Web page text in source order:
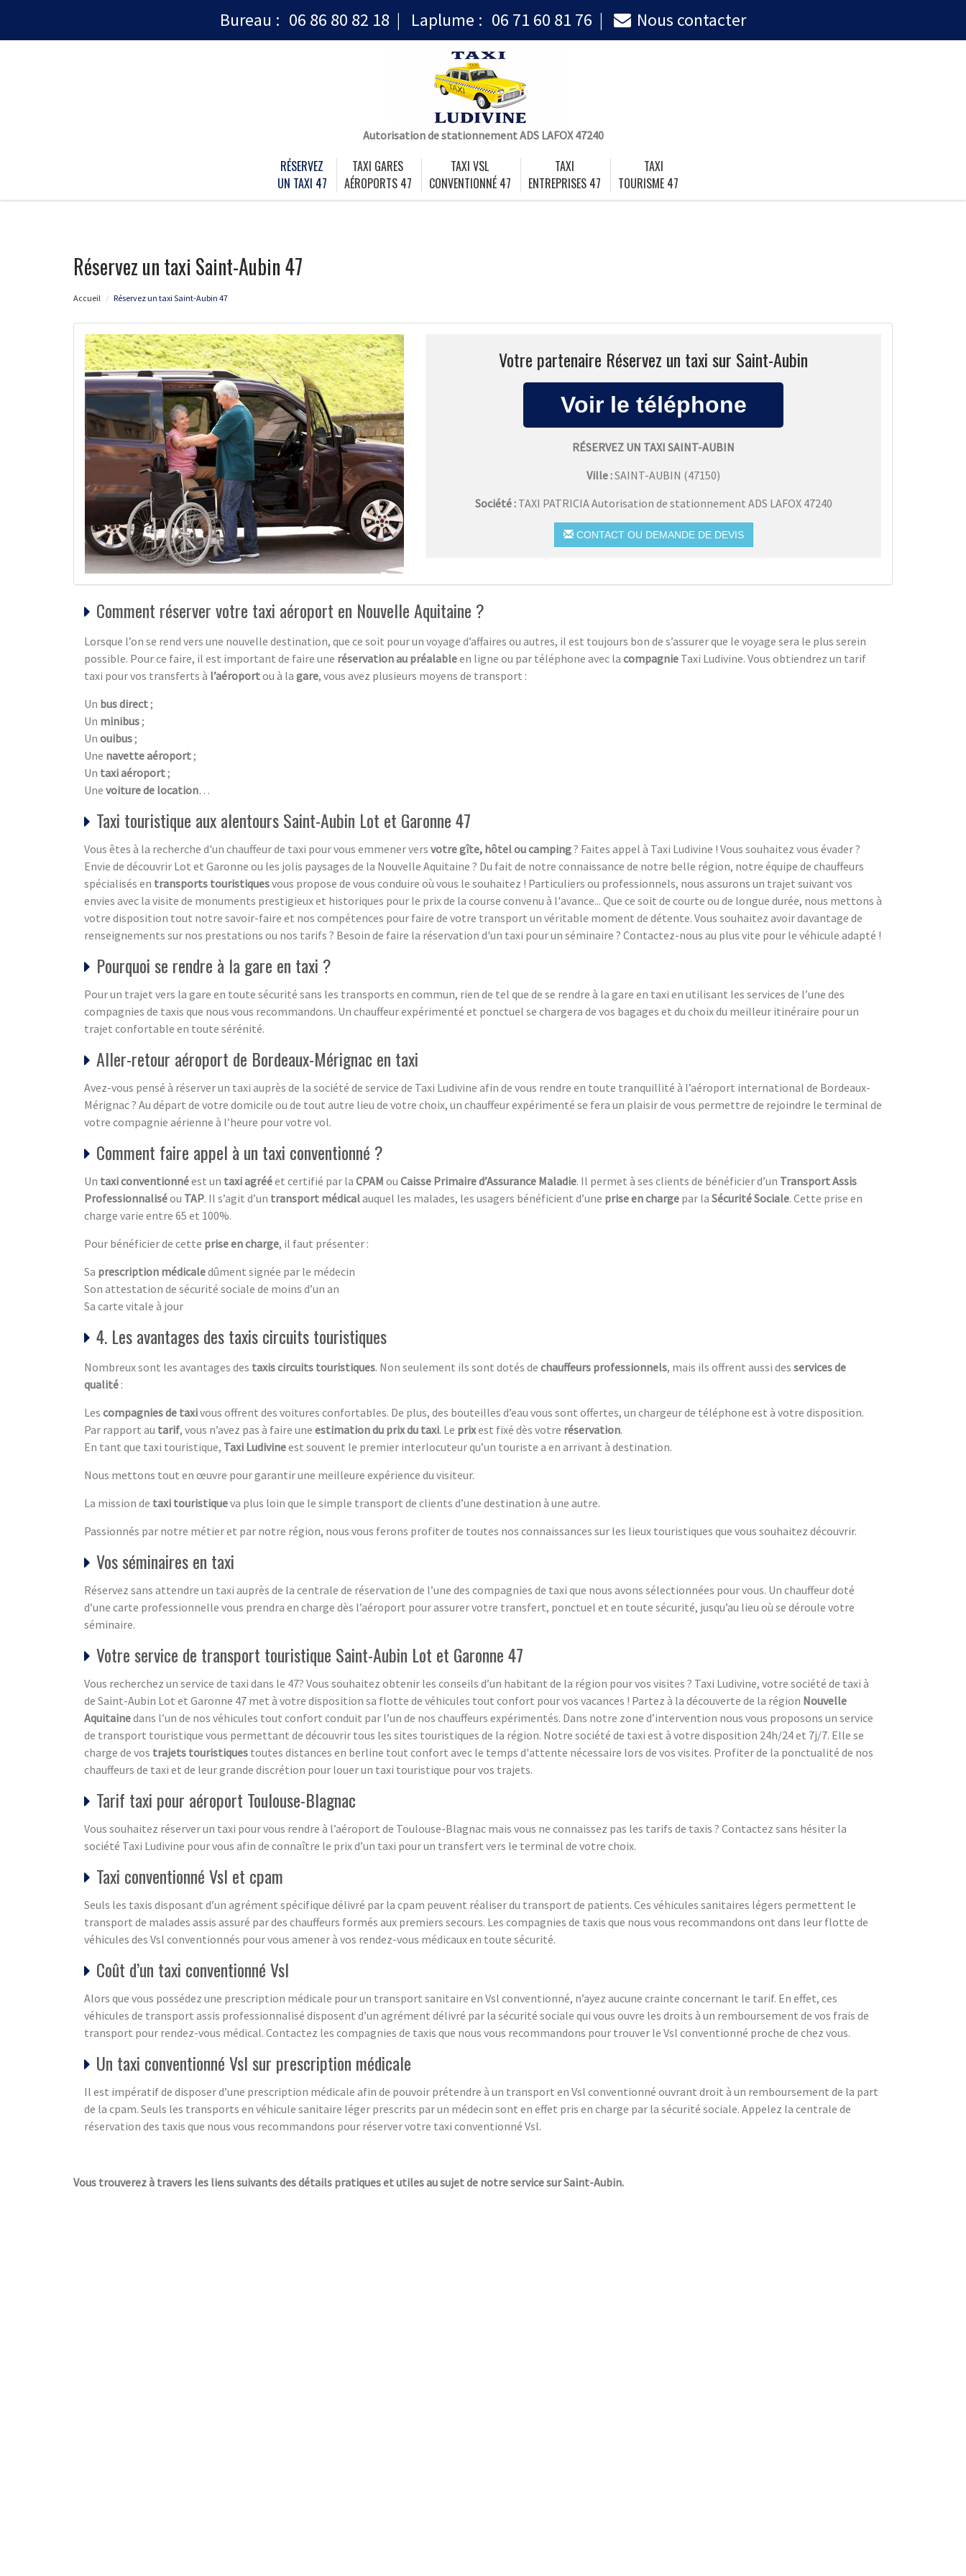
Bureau : 06 86 80 82 18 Laplume : 06 71 60 81 76 Nous contacter
Autorisation de stationnement ADS LAFOX 47240
RÉSERVEZ
UN TAXI 47
TAXI GARES
AÉROPORTS 47
TAXI VSL
CONVENTIONNÉ 47
TAXI
ENTREPRISES 47
TAXI
TOURISME 47
Réservez un taxi Saint-Aubin 47
Accueil Réservez un taxi Saint-Aubin 47
Votre partenaire Réservez un taxi sur Saint-Aubin
RÉSERVEZ UN TAXI SAINT-AUBIN
Ville :SAINT-AUBIN (47150)
Société : TAXI PATRICIA Autorisation de stationnement ADS LAFOX 47240
CONTACT OU DEMANDE DE DEVIS
Comment réserver votre taxi aéroport en Nouvelle Aquitaine ?
Lorsque l’on se rend vers une nouvelle destination, que ce soit pour un voyage d’affaires ou autres, il est toujours bon de s’assurer que le voyage sera le plus serein
possible. Pour ce faire, il est important de faire une réservation au préalableen ligne ou par téléphone avec la compagnie Taxi Ludivine. Vous obtiendrez un tarif
taxi pour vos transferts à l’aéroportou à la gare, vous avez plusieurs moyens de transport :
Un bus direct ;
Un minibus ;
Un ouibus ;
Une navette aéroport ;
Un taxi aéroport ;
Une voiture de location…
Taxi touristique aux alentours Saint-Aubin Lot et Garonne 47
Vous êtes à la recherche d'un chauffeur de taxi pour vous emmener vers votre gîte, hôtel ou camping? Faites appel à Taxi Ludivine ! Vous souhaitez vous évader ?
Envie de découvrir Lot et Garonne ou les jolis paysages de la Nouvelle Aquitaine ? Du fait de notre connaissance de notre belle région, notre équipe de chauffeurs
spécialisés en transports touristiquesvous propose de vous conduire où vous le souhaitez ! Particuliers ou professionnels, nous assurons un trajet suivant vos
envies avec la visite de monuments prestigieux et historiques pour le prix de la course convenu à l'avance... Que ce soit de courte ou de longue durée, nous mettons à
votre disposition tout notre savoir-faire et nos compétences pour faire de votre transport un véritable moment de détente. Vous souhaitez avoir davantage de
renseignements sur nos prestations ou nos tarifs ? Besoin de faire la réservation d'un taxi pour un séminaire ? Contactez-nous au plus vite pour le véhicule adapté !
Pourquoi se rendre à la gare en taxi ?
Pour un trajet vers la gare en toute sécurité sans les transports en commun, rien de tel que de se rendre à la gare en taxi en utilisant les services de l’une des
compagnies de taxis que nous vous recommandons. Un chauffeur expérimenté et ponctuel se chargera de vos bagages et du choix du meilleur itinéraire pour un
trajet confortable en toute sérénité.
Aller-retour aéroport de Bordeaux-Mérignac en taxi
Avez-vous pensé à réserver un taxi auprès de la société de service de Taxi Ludivine afin de vous rendre en toute tranquillité à l’aéroport international de Bordeaux-
Mérignac ? Au départ de votre domicile ou de tout autre lieu de votre choix, un chauffeur expérimenté se fera un plaisir de vous permettre de rejoindre le terminal de
votre compagnie aérienne à l’heure pour votre vol.
Comment faire appel à un taxi conventionné ?
Un taxi conventionnéest un taxi agrééet certifié par la CPAM ou Caisse Primaire d’Assurance Maladie. Il permet à ses clients de bénéficier d’un Transport Assis
Professionnaliséou TAP. Il s’agit d’un transport médicalauquel les malades, les usagers bénéficient d’une prise en charge par la Sécurité Sociale. Cette prise en
charge varie entre 65 et 100%.
Pour bénéficier de cette prise en charge, il faut présenter :
Sa prescription médicaledûment signée par le médecin
Son attestation de sécurité sociale de moins d’un an
Sa carte vitale à jour
4. Les avantages des taxis circuits touristiques
Nombreux sont les avantages des taxis circuits touristiques. Non seulement ils sont dotés de chauffeurs professionnels, mais ils offrent aussi des services de
qualité :
Les compagnies de taxivous offrent des voitures confortables. De plus, des bouteilles d’eau vous sont offertes, un chargeur de téléphone est à votre disposition.
Par rapport au tarif, vous n’avez pas à faire une estimation du prix du taxi. Le prixest fixé dès votre réservation.
En tant que taxi touristique, Taxi Ludivineest souvent le premier interlocuteur qu’un touriste a en arrivant à destination.
Nous mettons tout en œuvre pour garantir une meilleure expérience du visiteur.
La mission de taxi touristiqueva plus loin que le simple transport de clients d’une destination à une autre.
Passionnés par notre métier et par notre région, nous vous ferons profiter de toutes nos connaissances sur les lieux touristiques que vous souhaitez découvrir.
Vos séminaires en taxi
Réservez sans attendre un taxi auprès de la centrale de réservation de l’une des compagnies de taxi que nous avons sélectionnées pour vous. Un chauffeur doté
d’une carte professionnelle vous prendra en charge dès l’aéroport pour assurer votre transfert, ponctuel et en toute sécurité, jusqu’au lieu où se déroule votre
séminaire.
Votre service de transport touristique Saint-Aubin Lot et Garonne 47
Vous recherchez un service de taxi dans le 47? Vous souhaitez obtenir les conseils d’un habitant de la région pour vos visites ? Taxi Ludivine, votre société de taxi à
de Saint-Aubin Lot et Garonne 47 met à votre disposition sa flotte de véhicules tout confort pour vos vacances ! Partez à la découverte de la région Nouvelle
Aquitainedans l’un de nos véhicules tout confort conduit par l’un de nos chauffeurs expérimentés. Dans notre zone d’intervention nous vous proposons un service
de transport touristique vous permettant de découvrir tous les sites touristiques de la région. Notre société de taxi est à votre disposition 24h/24 et 7j/7. Elle se
charge de vos trajets touristiques toutes distances en berline tout confort avec le temps d'attente nécessaire lors de vos visites. Profiter de la ponctualité de nos
chauffeurs de taxi et de leur grande discrétion pour louer un taxi touristique pour vos trajets.
Tarif taxi pour aéroport Toulouse-Blagnac
Vous souhaitez réserver un taxi pour vous rendre à l’aéroport de Toulouse-Blagnac mais vous ne connaissez pas les tarifs de taxis ? Contactez sans hésiter la
société Taxi Ludivine pour vous afin de connaître le prix d’un taxi pour un transfert vers le terminal de votre choix.
Taxi conventionné Vsl et cpam
Seuls les taxis disposant d’un agrément spécifique délivré par la cpam peuvent réaliser du transport de patients. Ces véhicules sanitaires légers permettent le
transport de malades assis assuré par des chauffeurs formés aux premiers secours. Les compagnies de taxis que nous vous recommandons ont dans leur flotte de
véhicules des Vsl conventionnés pour vous amener à vos rendez-vous médicaux en toute sécurité.
Coût d’un taxi conventionné Vsl
Alors que vous possédez une prescription médicale pour un transport sanitaire en Vsl conventionné, n’ayez aucune crainte concernant le tarif. En effet, ces
véhicules de transport assis professionnalisé disposent d’un agrément délivré par la sécurité sociale qui vous ouvre les droits à un remboursement de vos frais de
transport pour rendez-vous médical. Contactez les compagnies de taxis que nous vous recommandons pour trouver le Vsl conventionné proche de chez vous.
Un taxi conventionné Vsl sur prescription médicale
Il est impératif de disposer d’une prescription médicale afin de pouvoir prétendre à un transport en Vsl conventionné ouvrant droit à un remboursement de la part
de la cpam. Seuls les transports en véhicule sanitaire léger prescrits par un médecin sont en effet pris en charge par la sécurité sociale. Appelez la centrale de
réservation des taxis que nous vous recommandons pour réserver votre taxi conventionné Vsl.
Vous trouverez à travers les liens suivants des détails pratiques et utiles au sujet de notre service sur Saint-Aubin.